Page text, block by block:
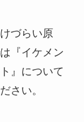
づらい原
『イケメン
』について
さい。